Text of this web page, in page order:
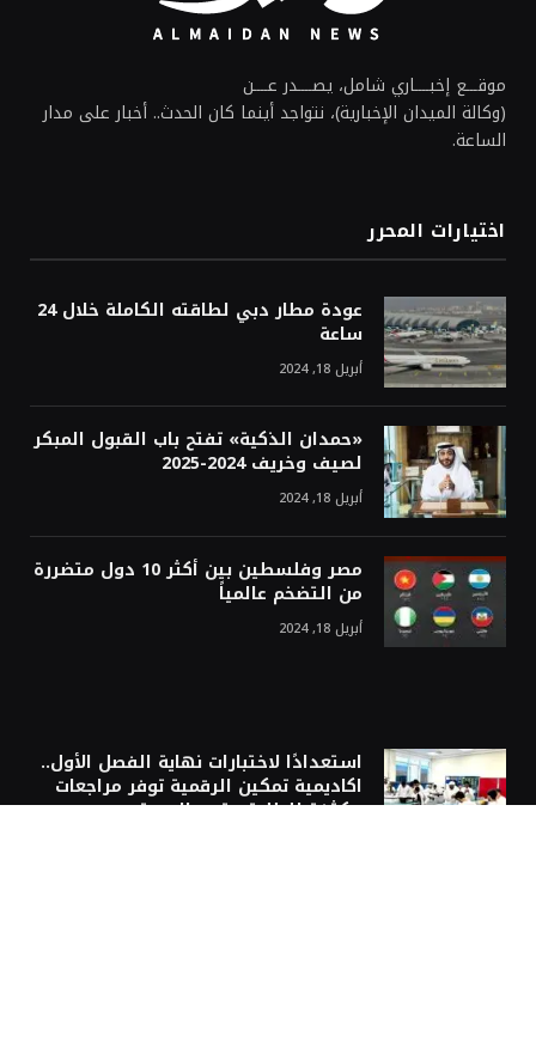
موقـــع إخبــــاري شامل، يصــــدر عــــن
(وكالة الميدان الإخبارية)، نتواجد أينما كان الحدث.. أخبار على مدار
الساعة.
اختيارات المحرر
عودة مطار دبي لطاقته الكاملة خلال 24
ساعة
أبريل 18, 2024
«حمدان الذكية» تفتح باب القبول المبكر
لصيف وخريف 2024-2025
أبريل 18, 2024
مصر وفلسطين بين أكثر 10 دول متضررة
من التضخم عالمياً
أبريل 18, 2024
استعدادًا لاختبارات نهاية الفصل الأول..
اكاديمية تمكين الرقمية توفر مراجعات
مكثفة للطلبة متدن المستوى